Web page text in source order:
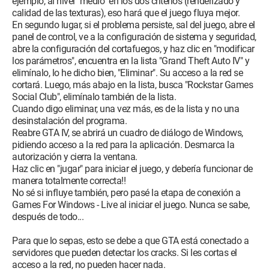
calidad de las texturas), eso hará que el juego fluya mejor.
En segundo lugar, si el problema persiste, sal del juego, abre el
panel de control, ve a la configuración de sistema y seguridad,
abre la configuración del cortafuegos, y haz clic en "modificar
los parámetros", encuentra en la lista "Grand Theft Auto IV" y
elimínalo, lo he dicho bien, "Eliminar". Su acceso a la red se
cortará. Luego, más abajo en la lista, busca "Rockstar Games
Social Club", elimínalo también de la lista.
Cuando digo eliminar, una vez más, es de la lista y no una
desinstalación del programa.
Reabre GTA IV, se abrirá un cuadro de diálogo de Windows,
pidiendo acceso a la red para la aplicación. Desmarca la
autorización y cierra la ventana.
Haz clic en "jugar" para iniciar el juego, y debería funcionar de
manera totalmente correcta!!
No sé si influye también, pero pasé la etapa de conexión a
Games For Windows - Live al iniciar el juego. Nunca se sabe,
después de todo...
Para que lo sepas, esto se debe a que GTA está conectado a
servidores que pueden detectar los cracks. Si les cortas el
acceso a la red, no pueden hacer nada.